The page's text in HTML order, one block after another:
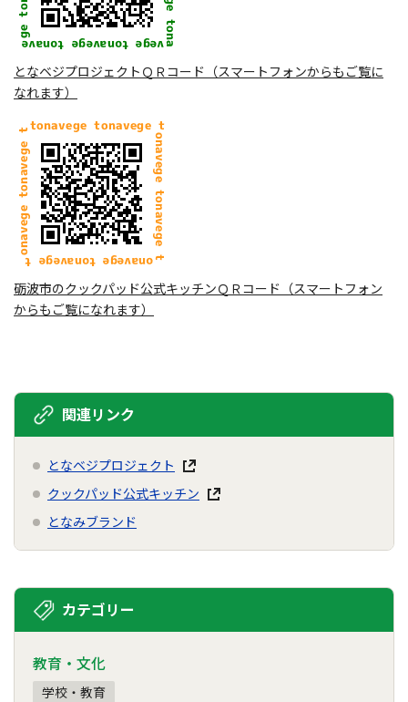
となベジプロジェクトＱＲコード（スマートフォンからもご覧に
なれます）
砺波市のクックパッド公式キッチンＱＲコード（スマートフォン
からもご覧になれます）
関連リンク
となベジプロジェクト
クックパッド公式キッチン
となみブランド
カテゴリー
教育・文化
学校・教育